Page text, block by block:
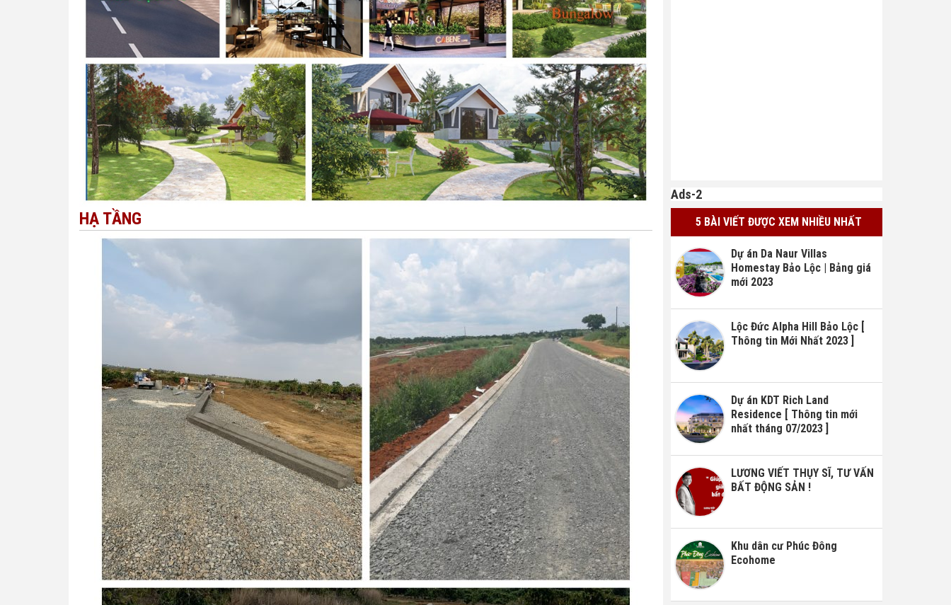
HẠ TẦNG
Ads-2
5 BÀI VIẾT ĐƯỢC XEM NHIỀU NHẤT
Dự án Da Naur Villas
Homestay Bảo Lộc | Bảng giá
mới 2023
Lộc Đức Alpha Hill Bảo Lộc [
Thông tin Mới Nhất 2023 ]
Dự án KDT Rich Land
Residence [ Thông tin mới
nhất tháng 07/2023 ]
LƯƠNG VIẾT THỤY SĨ, TƯ VẤN
BẤT ĐỘNG SẢN !
Khu dân cư Phúc Đông
Ecohome